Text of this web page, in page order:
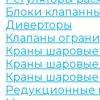
Блоки
Диверторы
Клапаны
Краны шаровые
Краны шаровые
Краны шаровые
Редукционные